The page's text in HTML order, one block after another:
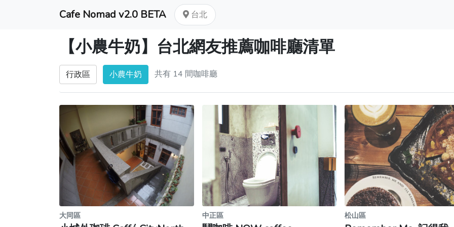
Cafe Nomad v2.0 BETA 台北
【小農牛奶】台北網友推薦咖啡廳清單
行政區 小農牛奶 共有 14 間咖啡廳
大同區 中正區 松山區